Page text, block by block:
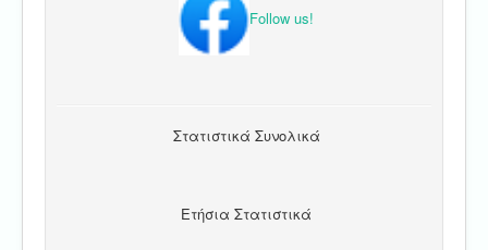
Follow us!
Στατιστικά Συνολικά
Ετήσια Στατιστικά